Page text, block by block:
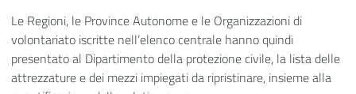
Le Regioni, le Province Autonome e le Organizzazioni di
volontariato iscritte nell’elenco centrale hanno quindi
presentato al Dipartimento della protezione civile, la lista delle
attrezzature e dei mezzi impiegati da ripristinare, insieme alla